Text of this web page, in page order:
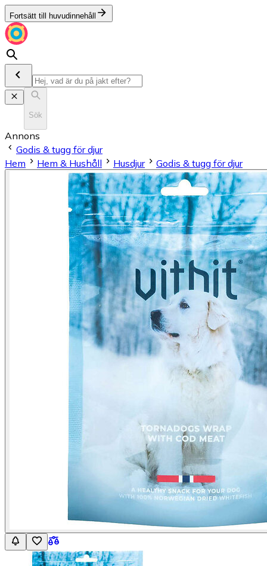
Fortsätt till huvudinnehåll
Sök
Annons
Godis & tugg för djur
Hem
Hem & Hushåll Husdjur Godis & tugg för djur